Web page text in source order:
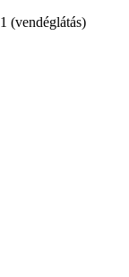
(vendéglátás)